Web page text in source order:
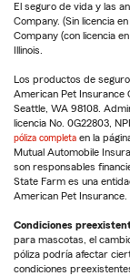
El seguro de vida y las
Company. (Sin licencia
Company (con licencia
Illinois.
Los productos de
American Pet Insurance
Seattle, WA 98108.
licencia No. 0G22803,
póliza completa en la
Mutual Automobile
son responsables
State Farm es una
American Pet Insurance.
Condiciones
para mascotas, el
póliza podría afectar
condiciones